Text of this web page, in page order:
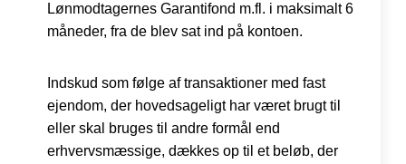
Lønmodtagernes Garantifond m.fl. i maksimalt 6
måneder, fra de blev sat ind på kontoen.
Indskud som følge af transaktioner med fast
ejendom, der hovedsageligt har været brugt til
eller skal bruges til andre formål end
erhvervsmæssige, dækkes op til et beløb, der